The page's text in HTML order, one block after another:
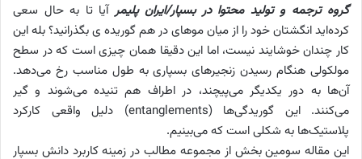
گروه ترجمه و تولید محتوا در بسپار/ایران پلیمرآیا تا به حال سعی
کرده‌اید انگشتان خود را از میان موهای در هم گوریده ی بگذرانید؟ بله این
کار چندان خوشایند نیست، اما این دقیقا همان چیزی است که در سطح
مولکولی هنگام رسیدن زنجیر‌های بسپاری به طول مناسب رخ می‌دهد.
آن‌ها به دور یکدیگر می‌پیچند، در اطراف هم تنیده می‌شوند و گیر
می‌کنند. این گوریدگی‌‌ها (entanglements) دلیل واقعی کارکرد
پلاستیک‌ها به شکلی است که می‌بینیم.
این مقاله سومین بخش از مجموعه مطالب در زمینه کاربرد دانش بسپار